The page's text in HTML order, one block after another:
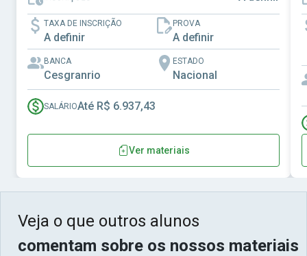
TAXA DE INSCRIÇÃO
A definir
PROVA
A definir
BANCA
Cesgranrio
ESTADO
Nacional
SALÁRIOAté R$ 6.937,43
Ver materiais
Veja o que outros alunos
comentam sobre os nossos materiais